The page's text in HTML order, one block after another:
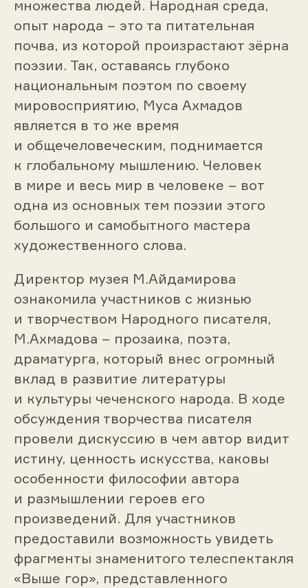
множества людей. Народная среда,
опыт народа – это та питательная
почва, из которой произрастают зёрна
поэзии. Так, оставаясь глубоко
национальным поэтом по своему
мировосприятию, Муса Ахмадов
является в то же время
и общечеловеческим, поднимается
к глобальному мышлению. Человек
в мире и весь мир в человеке – вот
одна из основных тем поэзии этого
большого и самобытного мастера
художественного слова.
Директор музея М.Айдамирова
ознакомила участников с жизнью
и творчеством Народного писателя,
М.Ахмадова – прозаика, поэта,
драматурга, который внес огромный
вклад в развитие литературы
и культуры чеченского народа. В ходе
обсуждения творчества писателя
провели дискуссию в чем автор видит
истину, ценность искусства, каковы
особенности философии автора
и размышлении героев его
произведений. Для участников
предоставили возможность увидеть
фрагменты знаменитого телеспектакля
«Выше гор», представленного